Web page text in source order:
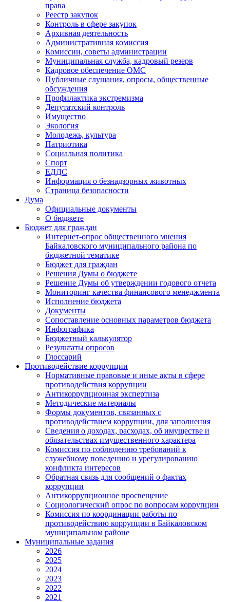
права
Реестр закупок
Контроль в сфере закупок
Архивная деятельность
Административная комиссия
Комиссии, советы администрации
Муниципальная служба, кадровый резерв
Кадровое обеспечение ОМС
Публичные слушания, опросы, общественные
обсуждения
Профилактика экстремизма
Депутатский контроль
Имущество
Экология
Молодежь, культура
Патриотика
Социальная политика
Спорт
ЕДДС
Информация о безнадзорных животных
Страница безопасности
Дума
Официальные документы
О бюджете
Бюджет для граждан
Интернет-опрос общественного мнения
Байкаловского муниципального района по
бюджетной тематике
Бюджет для граждан
Решения Думы о бюджете
Решение Думы об утверждении годового отчета
Мониторинг качества финансового менеджмента
Исполнение бюджета
Документы
Сопоставление основных параметров бюджета
Инфографика
Бюджетный калькулятор
Результаты опросов
Глоссарий
Противодействие коррупции
Нормативные правовые и иные акты в сфере
противодействия коррупции
Антикоррупционная экспертиза
Методические материалы
Формы документов, связанных с
противодействием коррупции, для заполнения
Сведения о доходах, расходах, об имуществе и
обязательствах имущественного характера
Комиссия по соблюдению требований к
служебному поведению и урегулированию
конфликта интересов
Обратная связь для сообщений о фактах
коррупции
Антикоррупционное просвещение
Социологический опрос по вопросам коррупции
Комиссия по координации работы по
противодействию коррупции в Байкаловском
муниципальном районе
Муниципальные задания
2026
2025
2024
2023
2022
2021